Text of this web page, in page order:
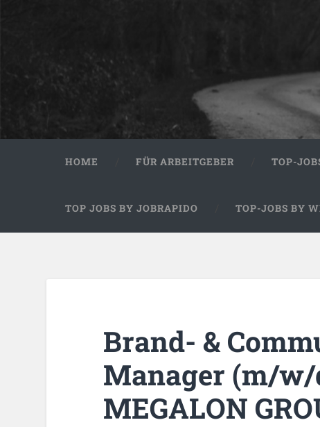
HOME FÜR ARBEITGEBER TOP-
TOP JOBS BY JOBRAPIDO TOP-JOBS BY
Brand- &
Manager (m/w/
MEGALON